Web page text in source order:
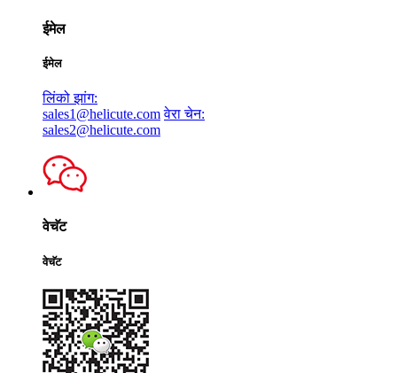
ईमेल
ईमेल
लिंको झांग:
sales1@helicute.com वेरा चेन:
sales2@helicute.com
वेचॅट
वेचॅट